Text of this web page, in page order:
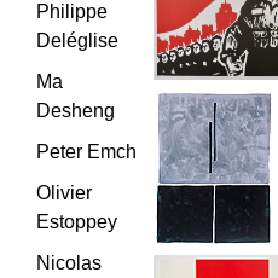
Philippe
Deléglise
Ma
Desheng
Peter Emch
Olivier
Estoppey
Nicolas